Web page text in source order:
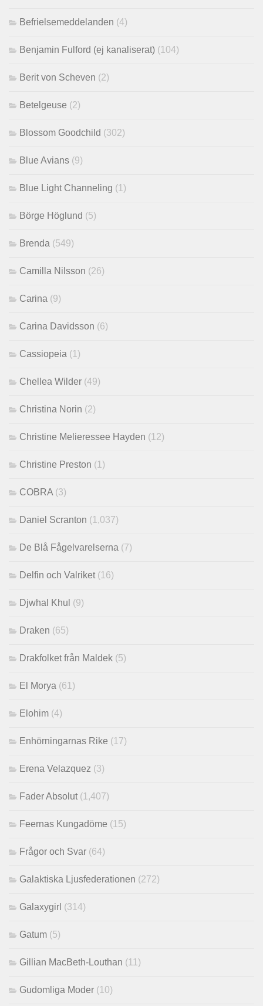
Befrielsemeddelanden (4)
Benjamin Fulford (ej kanaliserat) (104)
Berit von Scheven (2)
Betelgeuse (2)
Blossom Goodchild (302)
Blue Avians (9)
Blue Light Channeling (1)
Börge Höglund (5)
Brenda (549)
Camilla Nilsson (26)
Carina (9)
Carina Davidsson (6)
Cassiopeia (1)
Chellea Wilder (49)
Christina Norin (2)
Christine Melieressee Hayden (12)
Christine Preston (1)
COBRA (3)
Daniel Scranton (1,037)
De Blå Fågelvarelserna (7)
Delfin och Valriket (16)
Djwhal Khul (9)
Draken (65)
Drakfolket från Maldek (5)
El Morya (61)
Elohim (4)
Enhörningarnas Rike (17)
Erena Velazquez (3)
Fader Absolut (1,407)
Feernas Kungadöme (15)
Frågor och Svar (64)
Galaktiska Ljusfederationen (272)
Galaxygirl (314)
Gatum (5)
Gillian MacBeth-Louthan (11)
Gudomliga Moder (10)